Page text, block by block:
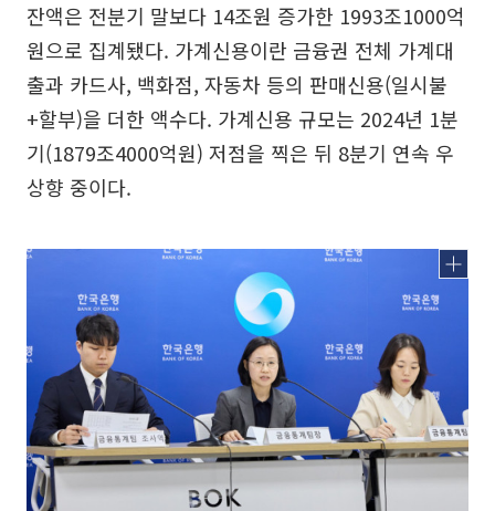
잔액은 전분기 말보다 14조원 증가한 1993조1000억
원으로 집계됐다. 가계신용이란 금융권 전체 가계대
출과 카드사, 백화점, 자동차 등의 판매신용(일시불
+할부)을 더한 액수다. 가계신용 규모는 2024년 1분
기(1879조4000억원) 저점을 찍은 뒤 8분기 연속 우
상향 중이다.